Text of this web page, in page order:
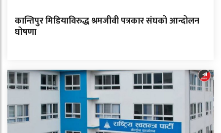
कान्तिपुर मिडियाविरुद्ध श्रमजीवी पत्रकार संघको आन्दोलन
घोषणा